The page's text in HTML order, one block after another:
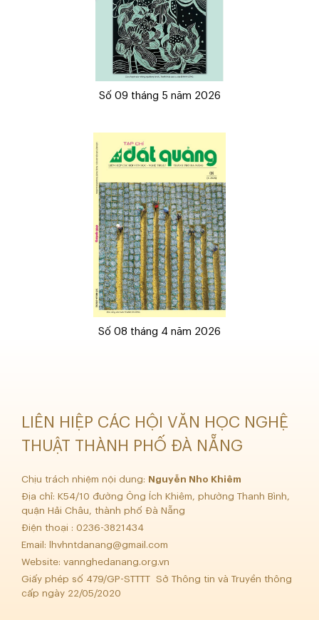
Số 09 tháng 5 năm 2026
Số 08 tháng 4 năm 2026
LIÊN HIỆP CÁC HỘI VĂN HỌC NGHỆ
THUẬT THÀNH PHỐ ĐÀ NẴNG
Chịu trách nhiệm nội dung: Nguyễn Nho Khiêm
Địa chỉ: K54/10 đường Ông Ích Khiêm, phường Thanh Bình,
quận Hải Châu, thành phố Đà Nẵng
Điện thoại : 0236-3821434
Email:
lhvhntdanang@gmail.com
Website: vannghedanang.org.vn
Giấy phép số 479/GP-STTTT Sở Thông tin và Truyền thông
cấp ngày 22/05/2020